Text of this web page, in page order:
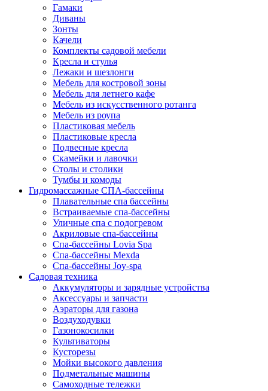
Гамаки
Диваны
Зонты
Качели
Комплекты садовой мебели
Кресла и стулья
Лежаки и шезлонги
Мебель для костровой зоны
Мебель для летнего кафе
Мебель из искусственного ротанга
Мебель из роупа
Пластиковая мебель
Пластиковые кресла
Подвесные кресла
Скамейки и лавочки
Столы и столики
Тумбы и комоды
Гидромассажные СПА-бассейны
Плавательные спа бассейны
Встраиваемые спа-бассейны
Уличные спа с подогревом
Акриловые спа-бассейны
Спа-бассейны Lovia Spa
Спа-бассейны Mexda
Спа-бассейны Joy-spa
Садовая техника
Аккумуляторы и зарядные устройства
Аксессуары и запчасти
Аэраторы для газона
Воздуходувки
Газонокосилки
Культиваторы
Кусторезы
Мойки высокого давления
Подметальные машины
Самоходные тележки